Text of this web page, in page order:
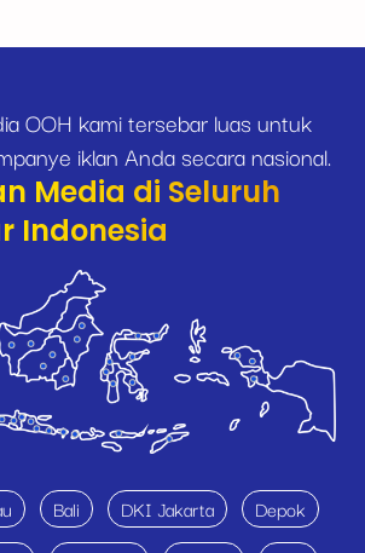
OOH kami tersebar luas untuk
iklan Anda secara nasional.
Media di Seluruh
Indonesia
Bali DKI Jakarta
Depok